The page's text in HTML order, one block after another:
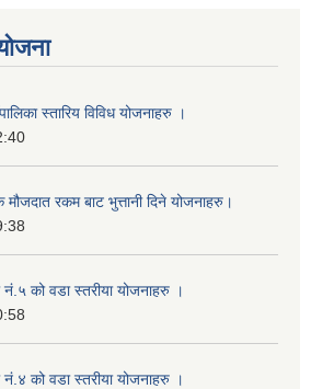
स्तारिय विविध योजनाहरु ।
रकम बाट भुत्तानी दिने योजनाहरु।
को वडा स्तरीया योजनाहरु ।
को वडा स्तरीया योजनाहरु ।